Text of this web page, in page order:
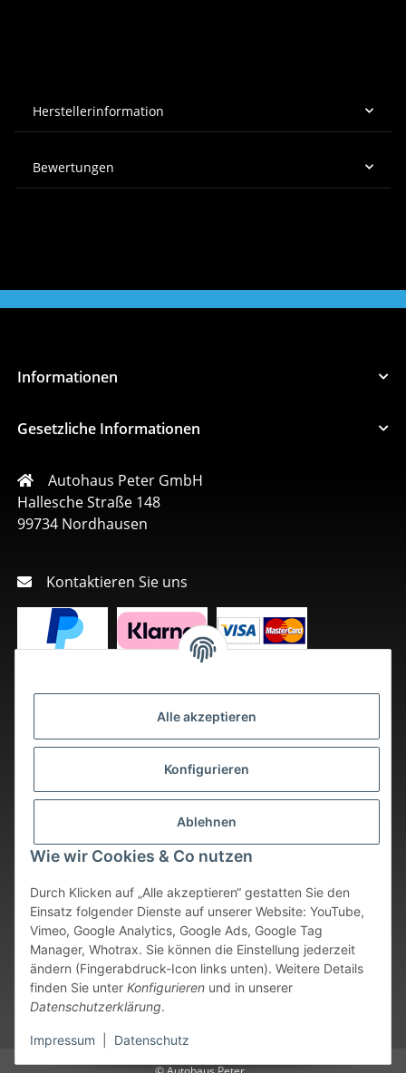
Alle akzeptieren
Konfigurieren
Ablehnen
Wie wir Cookies & Co nutzen
Durch Klicken auf „Alle akzeptieren“ gestatten Sie den
Einsatz folgender Dienste auf unserer Website: YouTube,
Vimeo, Google Analytics, Google Ads, Google Tag
Manager, Whotrax. Sie können die Einstellung jederzeit
ändern (Fingerabdruck-Icon links unten). Weitere Details
finden Sie unter Konfigurieren und in unserer
Datenschutzerklärung.
Impressum Datenschutz
Herstellerinformation
Bewertungen
Informationen
Gesetzliche Informationen
Autohaus Peter GmbH
Hallesche Straße 148
99734 Nordhausen
Kontaktieren Sie uns
Vertrag widerrufen
* Alle Preise inkl. gesetzlicher USt., zzgl. Versand
. Bei sofort
verfügbaren Artikeln erfolgt der Versand innerhalb von 24